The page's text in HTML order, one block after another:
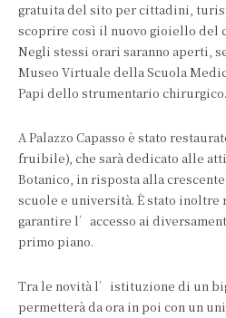
gratuita del sito per cittadini,
scoprire così il nuovo gioiello del
Negli stessi orari saranno aperti,
Museo Virtuale della Scuola
Papi dello strumentario chirurgico.
A Palazzo Capasso è stato
fruibile), che sarà dedicato alle
Botanico, in risposta alla
scuole e università. È stato inoltre
garantire l’accesso ai
primo piano.
Tra le novità l’istituzione di un
permetterà da ora in poi con un